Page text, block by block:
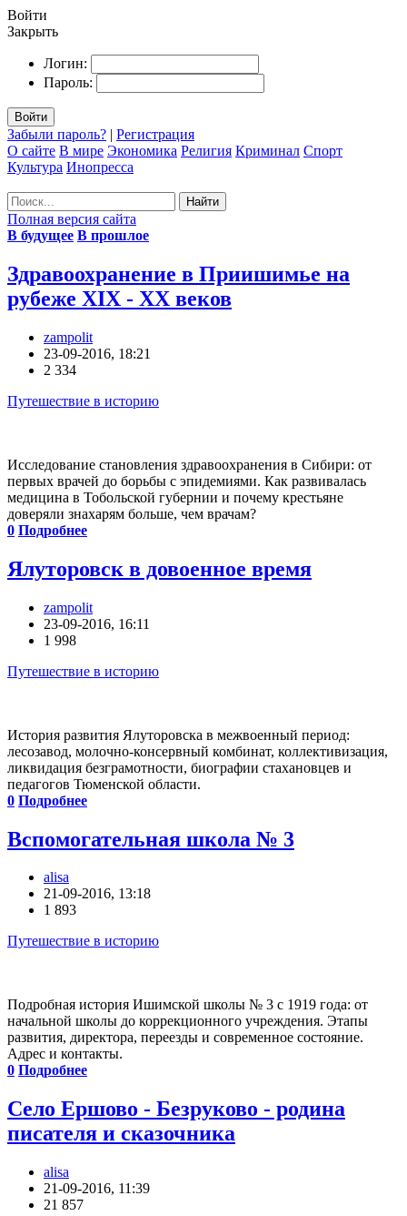
Войти
Закрыть
Логин:
Пароль:
Войти
Забыли пароль? | Регистрация
О сайте В мире Экономика Религия Криминал Спорт
Культура Инопресса
Найти
Полная версия сайта
В будущее В прошлое
Здравоохранение в Приишимье на
рубеже XIX - XX веков
zampolit
23-09-2016, 18:21
2 334
Путешествие в историю
Исследование становления здравоохранения в Сибири: от
первых врачей до борьбы с эпидемиями. Как развивалась
медицина в Тобольской губернии и почему крестьяне
доверяли знахарям больше, чем врачам?
0 Подробнее
Ялуторовск в довоенное время
zampolit
23-09-2016, 16:11
1 998
Путешествие в историю
История развития Ялуторовска в межвоенный период:
лесозавод, молочно-консервный комбинат, коллективизация,
ликвидация безграмотности, биографии стахановцев и
педагогов Тюменской области.
0 Подробнее
Вспомогательная школа № 3
alisa
21-09-2016, 13:18
1 893
Путешествие в историю
Подробная история Ишимской школы № 3 с 1919 года: от
начальной школы до коррекционного учреждения. Этапы
развития, директора, переезды и современное состояние.
Адрес и контакты.
0 Подробнее
Село Ершово - Безруково - родина
писателя и сказочника
alisa
21-09-2016, 11:39
21 857